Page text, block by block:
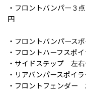
・フロントバンパー３
円
・フロントバンパース
・フロントハーフスポ
・サイドステップ 左
・リアバンパースポイ
・フロントフェンダ